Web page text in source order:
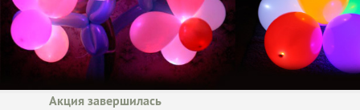
Акция завершилась